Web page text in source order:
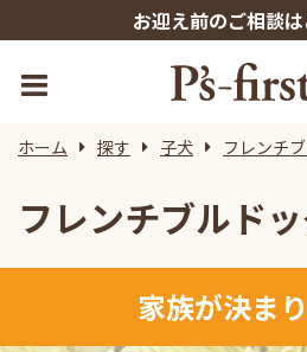
お迎え前のご相談
ホーム 探す 子犬 フレンチ
フレンチブルド
家族が決ま